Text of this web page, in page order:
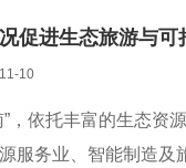
促进生态旅游与可
10
”，依托丰富的生态资
服务业、智能制造